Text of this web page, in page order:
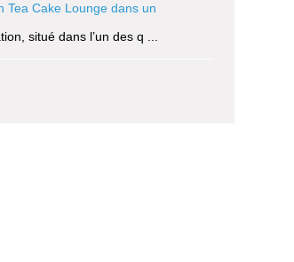
Tea Cake Lounge dans un
situé dans l’un des q ...